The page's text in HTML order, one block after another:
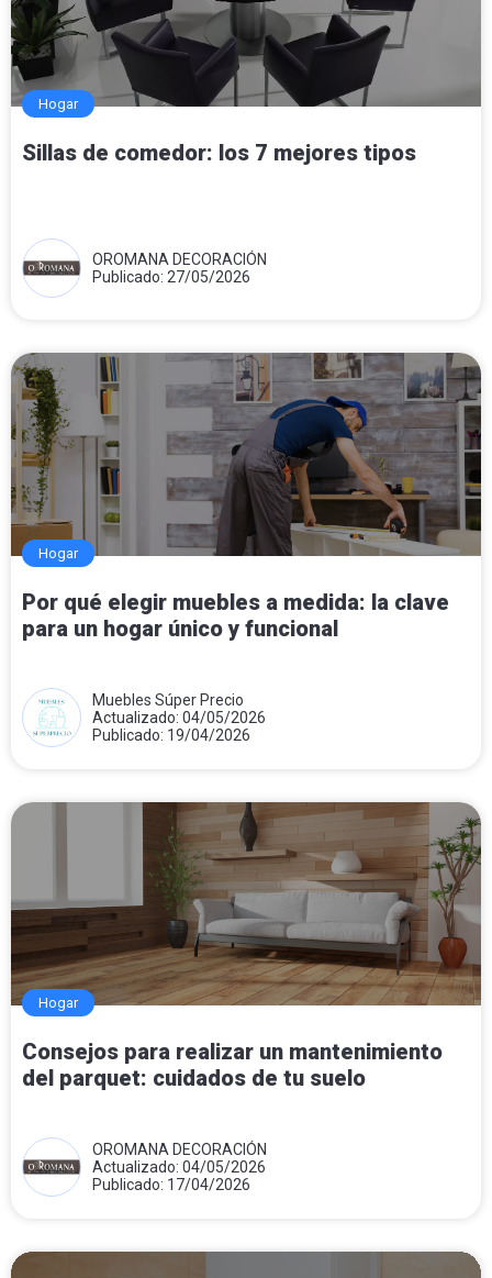
Hogar
Sillas de comedor: los 7 mejores tipos
OROMANA DECORACIÓN
Publicado: 27/05/2026
Hogar
Por qué elegir muebles a medida: la clave
para un hogar único y funcional
Muebles Súper Precio
Actualizado: 04/05/2026
Publicado: 19/04/2026
Hogar
Consejos para realizar un mantenimiento
del parquet: cuidados de tu suelo
OROMANA DECORACIÓN
Actualizado: 04/05/2026
Publicado: 17/04/2026